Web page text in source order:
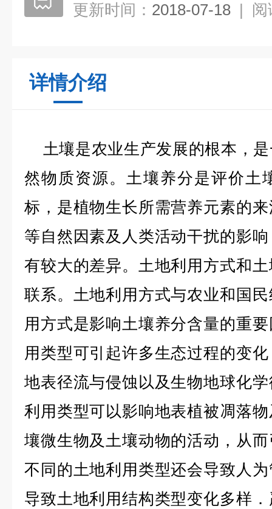
更新时间： 2018-07-18 | 阅
详情介绍
土壤是农业生产发展的根本，
然物质资源。土壤养分是评价土
标，是植物生长所需营养元素的
等自然因素及人类活动干扰的影
有较大的差异。土地利用方式和
联系。土地利用方式与农业和国
用方式是影响土壤养分含量的重
用类型可引起许多生态过程的变
地表径流与侵蚀以及生物地球化
利用类型可以影响地表植被凋落
壤微生物及土壤动物的活动，从
不同的土地利用类型还会导致人
导致土地利用结构类型变化多样